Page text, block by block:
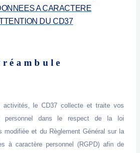
A CARACTERE
DU CD37
activités, le CD37 collecte et traite vos
personnel dans le respect de la loi
modifiée et du Règlement Général sur la
à caractère personnel (RGPD) afin de